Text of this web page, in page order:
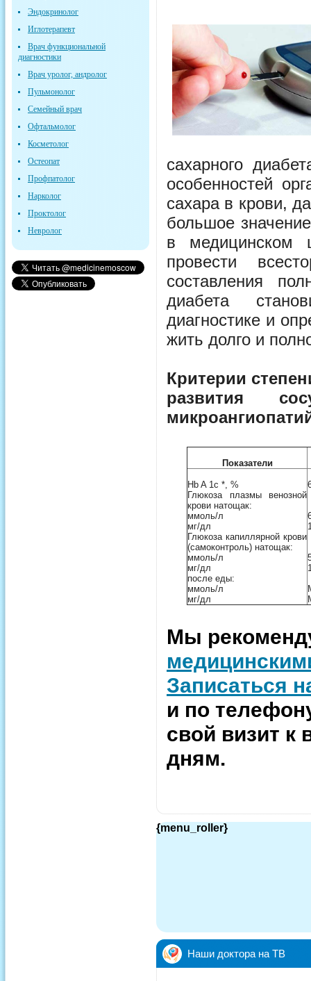
сахарного
особенностей
сахара в крови,
большое
в медицинском
провести
составления
диабета
диагностике и
жить долго и
Критерии
развития
Показатели
Hb A 1c *, %
Глюкоза плазмы венозной
крови натощак:
ммоль/л
мг/дл
Глюкоза капиллярной крови
(самоконтроль) натощак:
ммоль/л
мг/дл
после еды:
ммоль/л
мг/дл
Мы
Записаться
и по
свой визит
дням.
{menu_roller}
Наши доктора на ТВ
Эндокринолог
Иглотерапевт
Врач функциональной
диагностики
Врач уролог, андролог
Пульмонолог
Семейный врач
Офтальмолог
Косметолог
Остеопат
Профпатолог
Нарколог
Проктолог
Невролог